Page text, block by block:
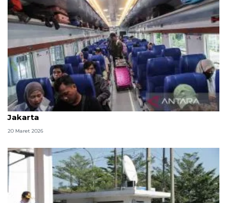
H-1 Lebaran, 50.636 penumpang kereta tinggalkan
Jakarta
20 Maret 2026